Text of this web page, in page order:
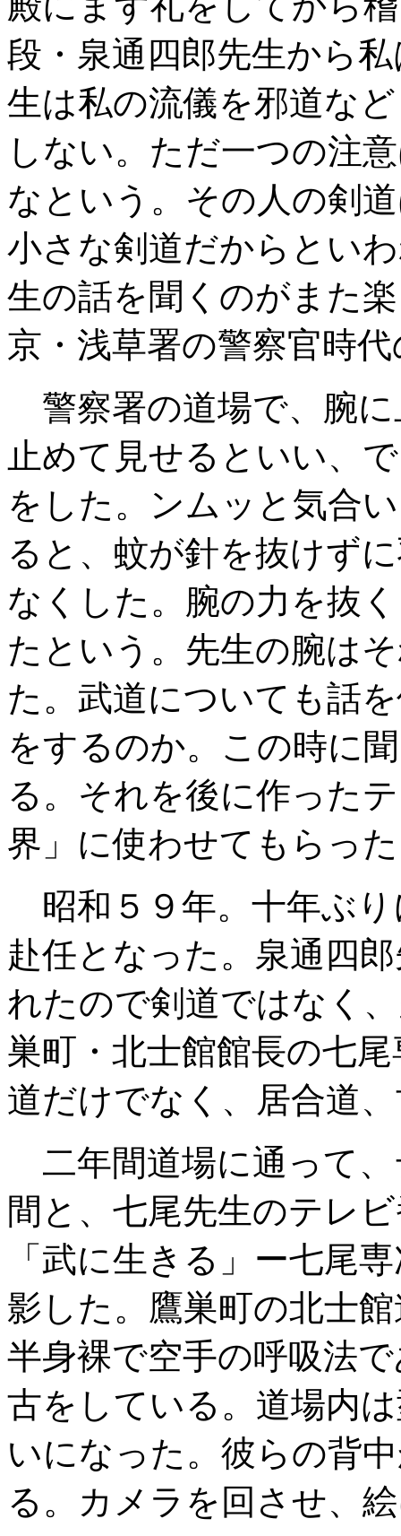
段・泉通四郎先生から
生は私の流儀を邪道な
しない。ただ一つの注
なという。その人の剣
小さな剣道だからとい
生の話を聞くのがまた
京・浅草署の警察官時
警察署の道場で、腕
止めて見せるといい、
をした。ンムッと気合
ると、蚊が針を抜けず
なくした。腕の力を抜
たという。先生の腕は
た。武道についても話
をするのか。この時に
る。それを後に作った
界」に使わせてもらっ
昭和５９年。十年ぶり
赴任となった。泉通四
れたので剣道ではなく
巣町・北士館館長の七
道だけでなく、居合道
二年間道場に通って
間と、七尾先生のテレ
「武に生きる」ー七尾
影した。鷹巣町の北士
半身裸で空手の呼吸法
古をしている。道場内
いになった。彼らの背
る。カメラを回させ、